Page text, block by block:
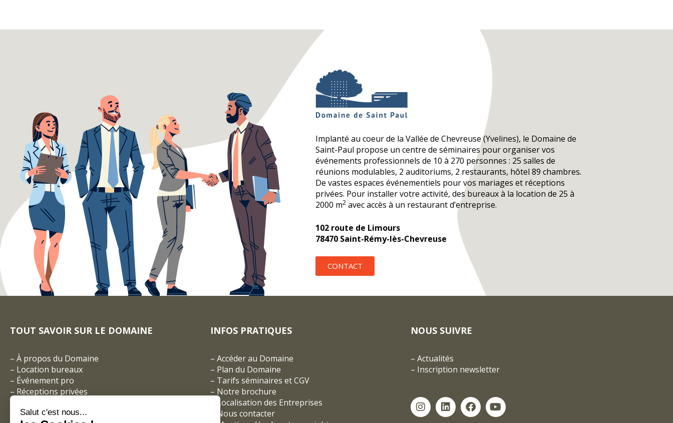
Implanté au coeur de la Vallée de Chevreuse (Yvelines), le Domaine de
Saint-Paul propose un centre de séminaires pour organiser vos
événements professionnels de 10 à 270 personnes : 25 salles de
réunions modulables, 2 auditoriums, 2 restaurants, hôtel 89 chambres.
De vastes espaces événementiels pour vos mariages et réceptions
privées. Pour installer votre activité, des bureaux à la location de 25 à
2000 m2 avec accès à un restaurant d’entreprise.
102 route de Limours
78470 Saint-Rémy-lès-Chevreuse
CONTACT
TOUT SAVOIR SUR LE DOMAINE
– À propos du Domaine
– Location bureaux
– Événement pro
– Réceptions privées
–
Les entreprises du Domaine
INFOS PRATIQUES
– Accéder au Domaine
– Plan du Domaine
– Tarifs séminaires et CGV
– Notre brochure
Localisation des Entreprises
Nous contacter
NOUS SUIVRE
– Actualités
– Inscription newsletter
Salut c'est nous...